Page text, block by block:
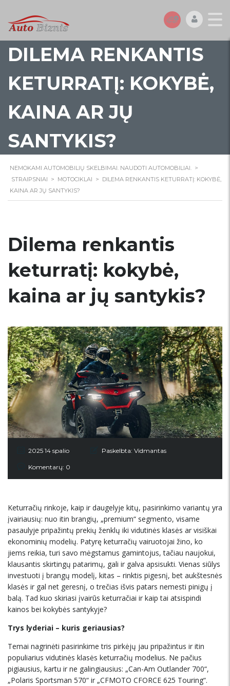
DILEMA RENKANTIS
KETURRATĮ: KOKYBĖ,
KAINA AR JŲ
SANTYKIS?
NEMOKAMI AUTOMOBILIŲ SKELBIMAI. NAUDOTI AUTOMOBILIAI. >
STRAIPSNIAI > MOTOCIKLAI > DILEMA RENKANTIS KETURRATĮ: KOKYBĖ,
KAINA AR JŲ SANTYKIS?
Dilema renkantis
keturratį: kokybė,
kaina ar jų santykis?
2025 14 spalio Paskelbta: Vidmantas
Komentarų: 0
Keturračių rinkoje, kaip ir daugelyje kitų, pasirinkimo variantų yra
įvairiausių: nuo itin brangių, „premium“ segmento, visame
pasaulyje pripažintų prekių ženklų iki vidutinės klasės ar visiškai
ekonominių modelių. Patyrę keturračių vairuotojai žino, ko
jiems reikia, turi savo mėgstamus gamintojus, tačiau naujokui,
klausantis skirtingų patarimų, gali ir galva apsisukti. Vienas siūlys
investuoti į brangų modelį, kitas – rinktis pigesnį, bet aukštesnės
klasės ir gal net geresnį, o trečias išvis patars nemesti pinigų į
balą. Tad kuo skiriasi įvairūs keturračiai ir kaip tai atsispindi
kainos bei kokybės santykyje?
Trys lyderiai – kuris geriausias?
Temai nagrinėti pasirinkime tris pirkėjų jau pripažintus ir itin
populiarius vidutinės klasės keturračių modelius. Ne pačius
pigiausius, kartu ir ne galingiausius: „Can-Am Outlander 700“,
„Polaris Sportsman 570“ ir „CFMOTO CFORCE 625 Touring“.